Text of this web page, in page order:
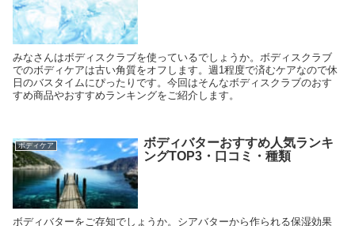
みなさんはボディスクラブを使っているでしょうか。ボディスクラブ
でのボディケアは古い角質をオフします。週1程度で済むケアなので休
日のバスタイムにぴったりです。今回はそんなボディスクラブのおす
すめ商品やおすすめランキングをご紹介します。
ボディケア
ボディバターおすすめ人気ランキ
ングTOP3・口コミ・種類
ボディバターをご存知でしょうか。シアバターから作られる保湿効果